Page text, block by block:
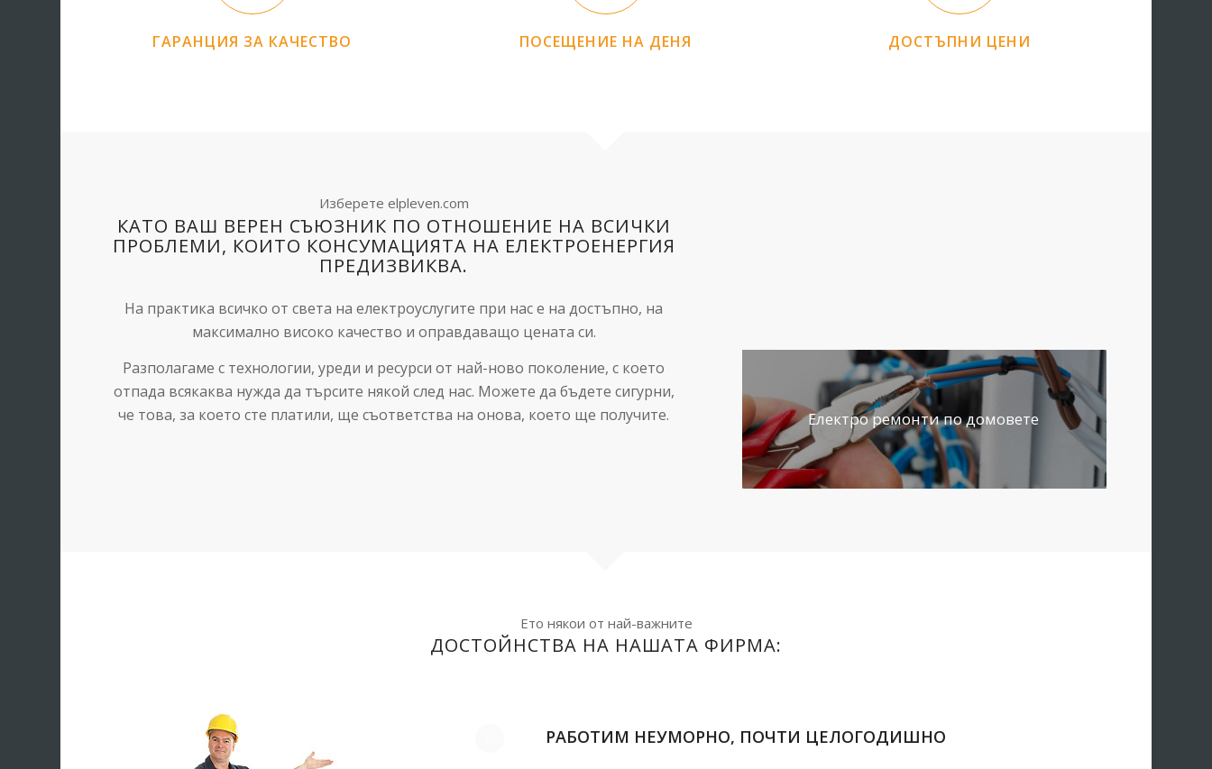
ГАРАНЦИЯ ЗА КАЧЕСТВО ПОСЕЩЕНИЕ НА ДЕНЯ ДОСТЪПНИ ЦЕНИ
Изберете elpleven.com
КАТО ВАШ ВЕРЕН СЪЮЗНИК ПО ОТНОШЕНИЕ НА ВСИЧКИ
ПРОБЛЕМИ, КОИТО КОНСУМАЦИЯТА НА ЕЛЕКТРОЕНЕРГИЯ
ПРЕДИЗВИКВА.
На практика всичко от света на електроуслугите при нас е на достъпно, на
максимално високо качество и оправдаващо цената си.
Разполагаме с технологии, уреди и ресурси от най-ново поколение, с което
отпада всякаква нужда да търсите някой след нас. Можете да бъдете сигурни,
че това, за което сте платили, ще съответства на онова, което ще получите.
Електро ремонти по домовете
Ето някои от най-важните
ДОСТОЙНСТВА НА НАШАТА ФИРМА:
РАБОТИМ НЕУМОРНО, ПОЧТИ ЦЕЛОГОДИШНО